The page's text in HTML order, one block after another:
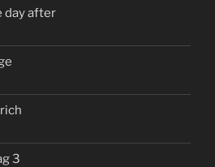
day after
3